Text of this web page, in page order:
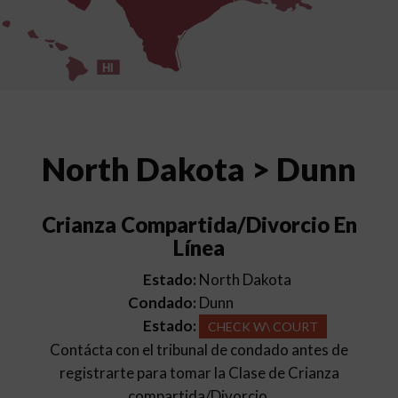
HI
North Dakota > Dunn
Crianza Compartida/Divorcio En
Línea
Estado: North Dakota
Condado: Dunn
Estado:
CHECK W\ COURT
Contácta con el tribunal de condado antes de
registrarte para tomar la Clase de Crianza